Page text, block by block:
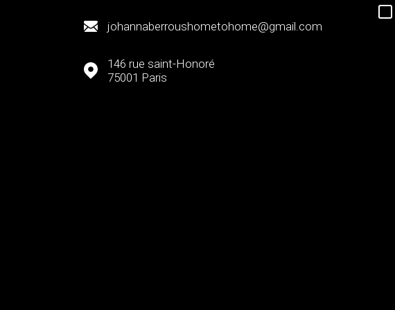
johannaberroushometohome@gmail.com
146 rue saint-Honoré
75001
Paris